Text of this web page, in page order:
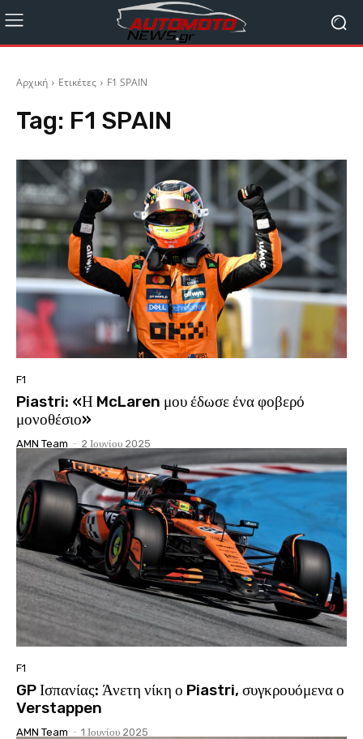
Αρχική Ετικέτες F1 SPAIN
Tag: F1 SPAIN
F1
Piastri: «Η McLaren μου έδωσε ένα φοβερό
μονοθέσιο»
AMN Team - 2 Ιουνίου 2025
F1
GP Ισπανίας: Άνετη νίκη ο Piastri, συγκρουόμενα ο
Verstappen
AMN Team - 1 Ιουνίου 2025